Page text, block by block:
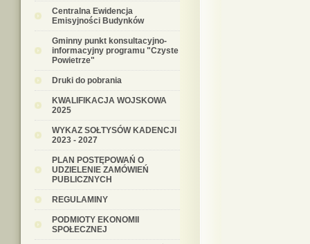
Centralna Ewidencja
Emisyjności Budynków
Gminny punkt konsultacyjno-
informacyjny programu "Czyste
Powietrze"
Druki do pobrania
KWALIFIKACJA WOJSKOWA
2025
WYKAZ SOŁTYSÓW KADENCJI
2023 - 2027
PLAN POSTĘPOWAŃ O
UDZIELENIE ZAMÓWIEŃ
PUBLICZNYCH
REGULAMINY
PODMIOTY EKONOMII
SPOŁECZNEJ